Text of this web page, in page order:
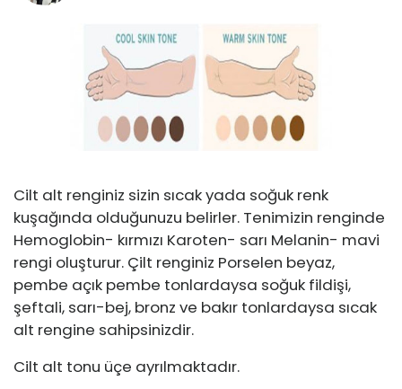
Cilt alt renginiz sizin sıcak yada soğuk renk
kuşağında olduğunuzu belirler. Tenimizin renginde
Hemoglobin- kırmızı Karoten- sarı Melanin- mavi
rengi oluşturur. Çilt renginiz Porselen beyaz,
pembe açık pembe tonlardaysa soğuk fildişi,
şeftali, sarı-bej, bronz ve bakır tonlardaysa sıcak
alt rengine sahipsinizdir.
Cilt alt tonu üçe ayrılmaktadır.